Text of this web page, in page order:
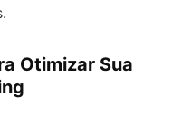
Otimizar Sua